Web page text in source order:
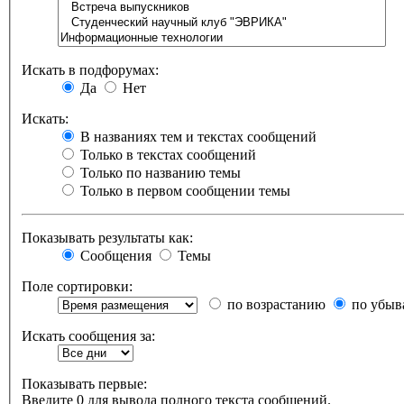
Искать в подфорумах:
Да
Нет
Искать:
В названиях тем и текстах сообщений
Только в текстах сообщений
Только по названию темы
Только в первом сообщении темы
Показывать результаты как:
Сообщения
Темы
Поле сортировки:
по возрастанию
по
Искать сообщения за:
Показывать первые:
Введите 0 для вывода полного текста сообщений.